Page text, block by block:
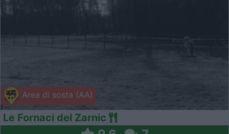
Area di sosta (AA)
Le Fornaci del Zarnic